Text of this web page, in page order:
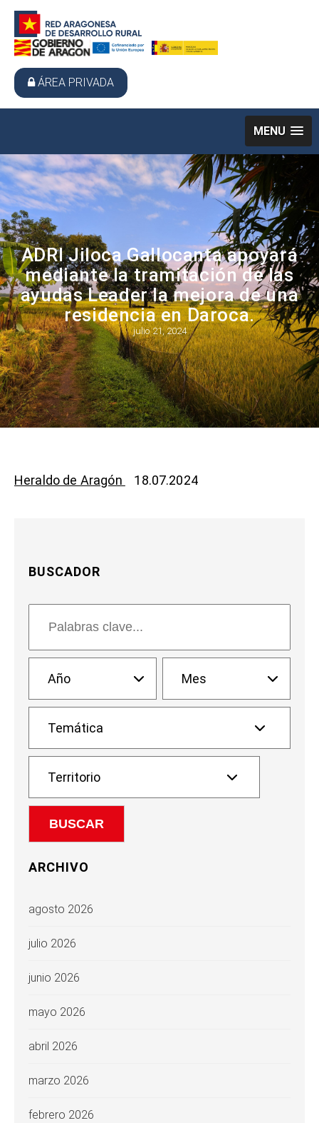
ÁREA PRIVADA
MENU
ADRI Jiloca Gallocanta apoyará
mediante la tramitación de las
ayudas Leader la mejora de una
residencia en Daroca.
julio 21, 2024
Heraldo de Aragón 18.07.2024
BUSCADOR
ARCHIVO
agosto 2026
julio 2026
junio 2026
mayo 2026
abril 2026
marzo 2026
febrero 2026